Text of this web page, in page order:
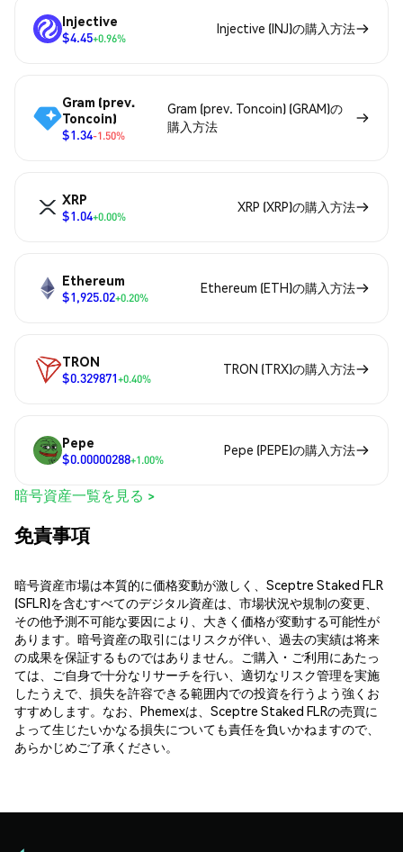
Injective
$4.45+0.96%
Injective (INJ)の購入方法
Gram (prev.
Toncoin)
$1.34-1.50%
Gram (prev. Toncoin) (GRAM)の
購入方法
XRP
$1.04+0.00%
XRP (XRP)の購入方法
Ethereum
$1,925.02+0.20%
Ethereum (ETH)の購入方法
TRON
$0.329871+0.40%
TRON (TRX)の購入方法
Pepe
$0.00000288+1.00%
Pepe (PEPE)の購入方法
暗号資産一覧を見る >
免責事項
暗号資産市場は本質的に価格変動が激しく、Sceptre Staked FLR
(SFLR)を含むすべてのデジタル資産は、市場状況や規制の変更、
その他予測不可能な要因により、大きく価格が変動する可能性が
あります。暗号資産の取引にはリスクが伴い、過去の実績は将来
の成果を保証するものではありません。ご購入・ご利用にあたっ
ては、ご自身で十分なリサーチを行い、適切なリスク管理を実施
したうえで、損失を許容できる範囲内での投資を行うよう強くお
すすめします。なお、Phemexは、Sceptre Staked FLRの売買に
よって生じたいかなる損失についても責任を負いかねますので、
あらかじめご了承ください。